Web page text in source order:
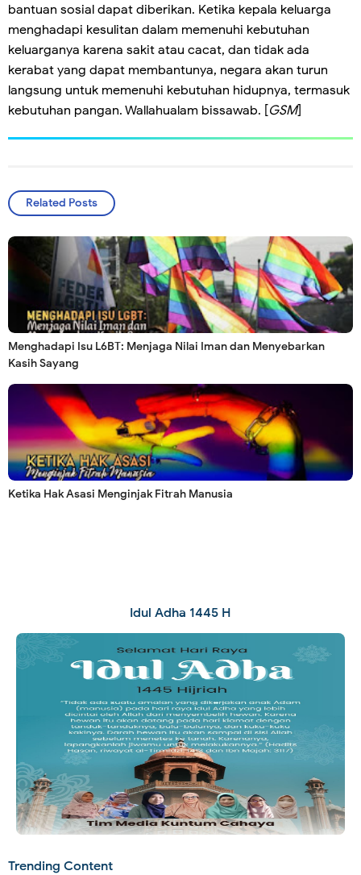
bantuan sosial dapat diberikan. Ketika kepala keluarga
menghadapi kesulitan dalam memenuhi kebutuhan
keluarganya karena sakit atau cacat, dan tidak ada
kerabat yang dapat membantunya, negara akan turun
langsung untuk memenuhi kebutuhan hidupnya, termasuk
kebutuhan pangan. Wallahualam bissawab. [GSM]
Related Posts
Menghadapi Isu L6BT: Menjaga Nilai Iman dan Menyebarkan
Kasih Sayang
Ketika Hak Asasi Menginjak Fitrah Manusia
Idul Adha 1445 H
Trending Content